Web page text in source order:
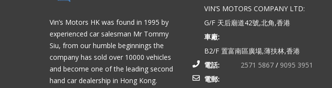
Vin’s Motors HK was found in 1995 by
experienced car salesman Mr Tommy
Siu, from our humble beginnings the
company has sold over 10000 vehicles
and become one of the leading second
hand car dealership in Hong Kong.
VIN’S MOTORS COMPANY LTD:
G/F 天后廟道42號,北角,香港
車廠:
B2/F 置富南區廣場,薄扶林,香港
電話:
2571 5867/ 9095 3951
電郵: